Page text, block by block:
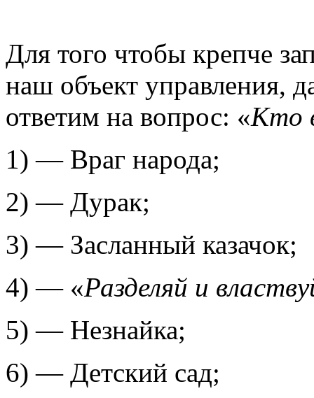
Для того чтобы крепче
наш объект управления,
ответим на вопрос: «Кто
1) — Враг народа;
2) — Дурак;
3) — Засланный казачок;
4) — «Разделяй и
5) — Незнайка;
6) — Детский сад;